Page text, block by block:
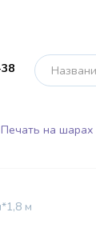
Печать на шарах
м